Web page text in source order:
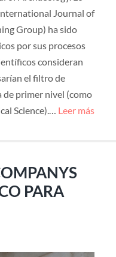
Journal of
Group) ha sido
por sus procesos
consideran
el filtro de
de primer nivel (como
Science).… Leer más
PARA